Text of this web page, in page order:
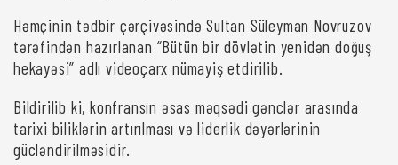
Həmçinin tədbir çərçivəsində Sultan Süleyman Novruzov
tərəfindən hazırlanan “Bütün bir dövlətin yenidən doğuş
hekayəsi” adlı videoçarx nümayiş etdirilib.
Bildirilib ki, konfransın əsas məqsədi gənclər arasında
tarixi biliklərin artırılması və liderlik dəyərlərinin
gücləndirilməsidir.